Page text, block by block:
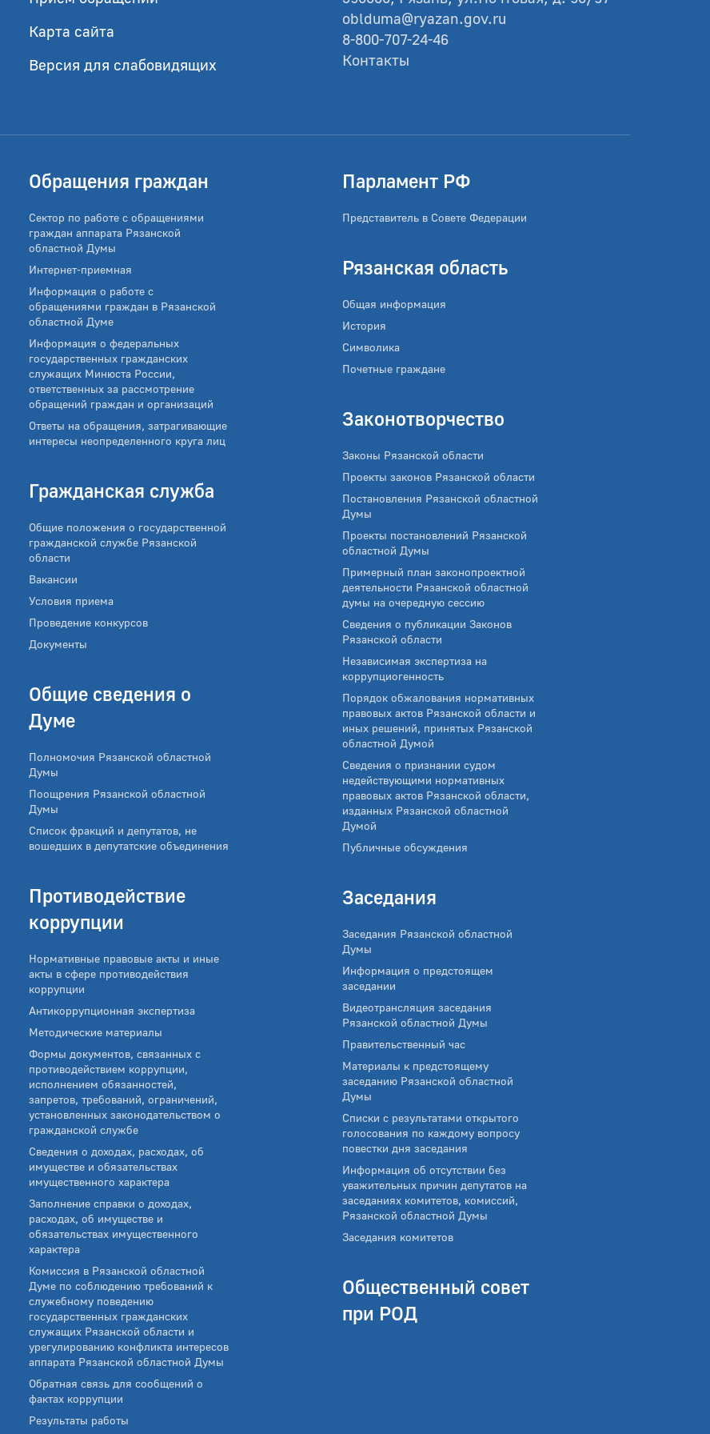
Карта сайта
Версия для слабовидящих
oblduma@ryazan.gov.ru
8-800-707-24-46
Контакты
Обращения граждан
Сектор по работе с обращениями
граждан аппарата Рязанской
областной Думы
Интернет-приемная
Информация о работе с
обращениями граждан в Рязанской
областной Думе
Информация о федеральных
государственных гражданских
служащих Минюста России,
ответственных за рассмотрение
обращений граждан и организаций
Ответы на обращения, затрагивающие
интересы неопределенного круга лиц
Гражданская служба
Общие положения о государственной
гражданской службе Рязанской
области
Вакансии
Условия приема
Проведение конкурсов
Документы
Общие сведения о
Думе
Полномочия Рязанской областной
Думы
Поощрения Рязанской областной
Думы
Список фракций и депутатов, не
вошедших в депутатские объединения
Противодействие
коррупции
Нормативные правовые акты и иные
акты в сфере противодействия
коррупции
Антикоррупционная экспертиза
Методические материалы
Формы документов, связанных с
противодействием коррупции,
исполнением обязанностей,
запретов, требований, ограничений,
установленных законодательством о
гражданской службе
Сведения о доходах, расходах, об
имуществе и обязательствах
имущественного характера
Заполнение справки о доходах,
расходах, об имуществе и
обязательствах имущественного
характера
Комиссия в Рязанской областной
Думе по соблюдению требований к
служебному поведению
государственных гражданских
служащих Рязанской области и
урегулированию конфликта интересов
аппарата Рязанской областной Думы
Обратная связь для сообщений о
фактах коррупции
Результаты работы
Парламент РФ
Представитель в Совете Федерации
Рязанская область
Общая информация
История
Символика
Почетные граждане
Законотворчество
Законы Рязанской области
Проекты законов Рязанской области
Постановления Рязанской областной
Думы
Проекты постановлений Рязанской
областной Думы
Примерный план законопроектной
деятельности Рязанской областной
думы на очередную сессию
Сведения о публикации Законов
Рязанской области
Независимая экспертиза на
коррупциогенность
Порядок обжалования нормативных
правовых актов Рязанской области и
иных решений, принятых Рязанской
областной Думой
Сведения о признании судом
недействующими нормативных
правовых актов Рязанской области,
изданных Рязанской областной
Думой
Публичные обсуждения
Заседания
Заседания Рязанской областной
Думы
Информация о предстоящем
заседании
Видеотрансляция заседания
Рязанской областной Думы
Правительственный час
Материалы к предстоящему
заседанию Рязанской областной
Думы
Списки с результатами открытого
голосования по каждому вопросу
повестки дня заседания
Информация об отсутствии без
уважительных причин депутатов на
заседаниях комитетов, комиссий,
Рязанской областной Думы
Заседания комитетов
Общественный совет
при РОД